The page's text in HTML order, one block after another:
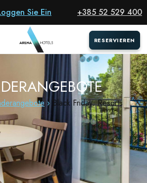
Sie Ein +385 52 529 400
RESERVIEREN
RESERVIEREN
Black Friday: Resorts